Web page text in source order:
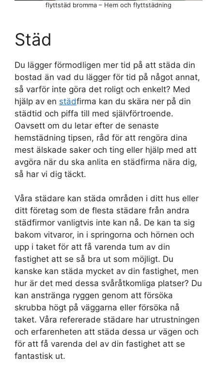
Städ
Du lägger förmodligen mer tid på att städa din
bostad än vad du lägger för tid på något annat,
så varför inte göra det roligt och enkelt? Med
hjälp av en städfirma kan du skära ner på din
städtid och piffa till med självförtroende.
Oavsett om du letar efter de senaste
hemstädning tipsen, råd för att rengöra dina
mest älskade saker och ting eller hjälp med att
avgöra när du ska anlita en städfirma nära dig,
så har vi dig täckt.
Våra städare kan städa områden i ditt hus eller
ditt företag som de flesta städare från andra
städfirmor vanligtvis inte kan nå. De kan ta sig
bakom vitvaror, in i springorna och hörnen och
upp i taket för att få varenda tum av din
fastighet att se så bra ut som möjligt. Du
kanske kan städa mycket av din fastighet, men
hur är det med dessa svåråtkomliga platser? Du
kan anstränga ryggen genom att försöka
skrubba högt på väggarna eller försöka nå
taket. Våra refererade städare har utrustningen
och erfarenheten att städa dessa ur vägen och
för att få varenda del av din fastighet att se
fantastisk ut.
flyttstäd bromma – Hem och flyttstädning